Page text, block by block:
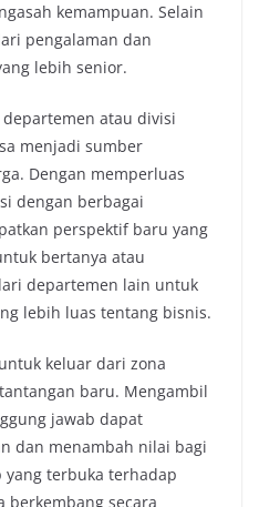
kemampuan. Selain
pengalaman dan
lebih senior.
atau divisi
menjadi sumber
Dengan memperluas
dengan berbagai
perspektif baru yang
bertanya atau
departemen lain untuk
lebih luas tentang bisnis.
keluar dari zona
baru. Mengambil
jawab dapat
dan menambah nilai bagi
yang terbuka terhadap
berkembang secara